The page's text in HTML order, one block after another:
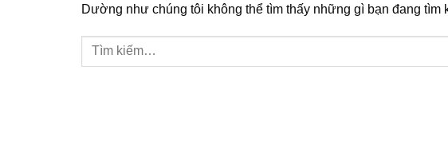
Dường như chúng tôi không thể tìm thấy những gì bạn đang tìm